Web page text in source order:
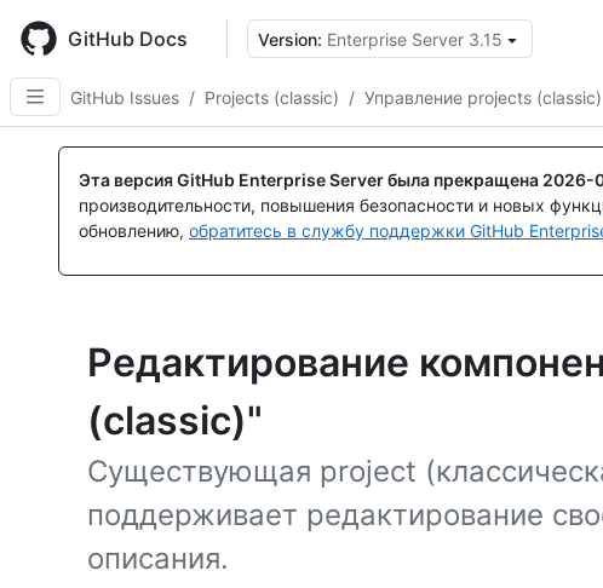
main
content
GitHub Docs Version: Enterprise Server 3.15
GitHub Issues / Projects (classic) / Управление projects (classic)
Эта версия GitHub Enterprise Server была прекращена 2026-
производительности, повышения безопасности и новых
обновлению, обратитесь в службу поддержки GitHub
Редактирование
(classic)"
Существующая project
поддерживает редактирование
описания.